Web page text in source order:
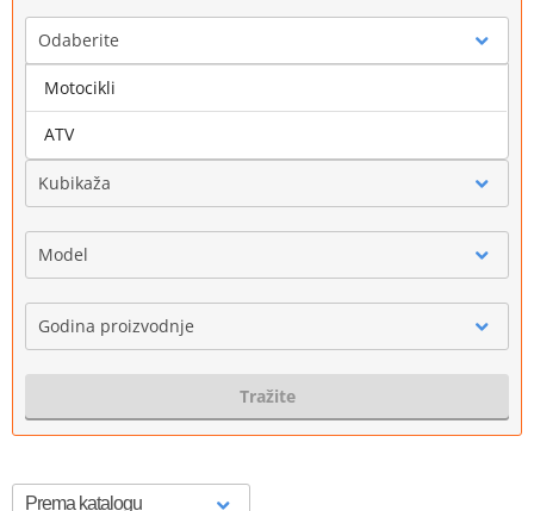
Odaberite
Marka
Kubikaža
Model
Godina proizvodnje
Tražite
Motocikli
ATV